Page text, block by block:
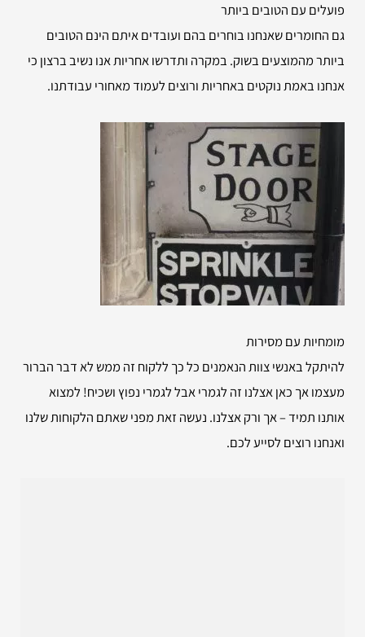
פועלים עם הטובים ביותר
גם החומרים שאנחנו בוחרים בהם ועובדים איתם הינם הטובים
ביותר מהמוצעים בשוק. במקרה ותדרשו אחריות אנו נשיב ברצון כי
אנחנו באמת נוקטים באחריות ורוצים לעמוד מאחורי עבודתנו.
מומחיות עם מסירות
להיתקל באנשי צוות הנאמנים כל כך ללקוח זה ממש לא דבר הברור
מעצמו אך כאן אצלנו זה לגמרי אבל לגמרי נפוץ ושכיח! למצוא
אותנו תמיד – אך ורק אצלנו. נעשה זאת מפני שאתם הלקוחות שלנו
ואנחנו רוצים לסייע לכם.